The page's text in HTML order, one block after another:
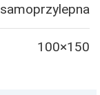
100×150